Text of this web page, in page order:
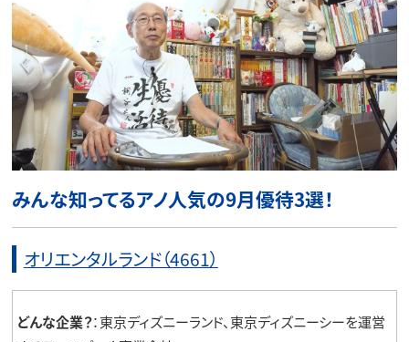
みんな知ってるアノ人気の9月優待3選！
オリエンタルランド（4661）
どんな企業？：東京ディズニーランド、東京ディズニーシーを運営